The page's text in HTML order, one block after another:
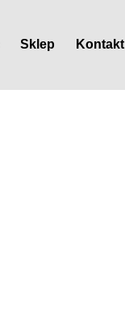
Sklep Kontakt